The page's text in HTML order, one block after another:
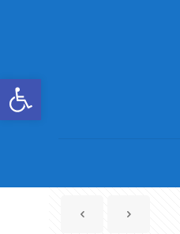
Ανοίξτε τη γραμμή εργαλείων